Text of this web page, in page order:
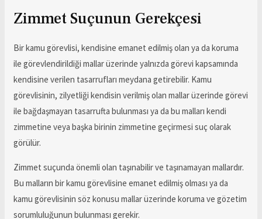
Zimmet Suçunun Gerekçesi
Bir kamu görevlisi, kendisine emanet edilmiş olan ya da koruma
ile görevlendirildiği mallar üzerinde yalnızda görevi kapsamında
kendisine verilen tasarrufları meydana getirebilir. Kamu
görevlisinin, zilyetliği kendisin verilmiş olan mallar üzerinde görevi
ile bağdaşmayan tasarrufta bulunması ya da bu malları kendi
zimmetine veya başka birinin zimmetine geçirmesi suç olarak
görülür.
Zimmet suçunda önemli olan taşınabilir ve taşınamayan mallardır.
Bu malların bir kamu görevlisine emanet edilmiş olması ya da
kamu görevlisinin söz konusu mallar üzerinde koruma ve gözetim
sorumluluğunun bulunması gerekir.